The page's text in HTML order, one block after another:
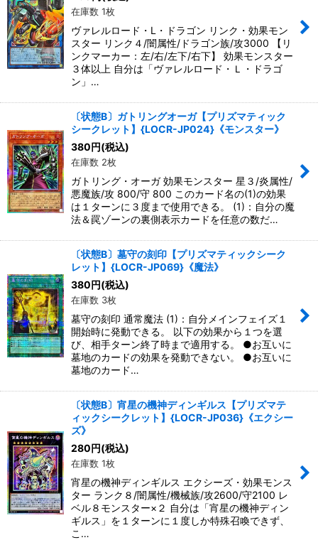
在庫数 1枚
ヴァレルロード・L・ドラゴン リンク・効果モン
スター リンク４/闇属性/ドラゴン族/攻3000 【リ
ンクマーカー：左/右/左下/右下】 効果モンスター
３体以上 自分は「ヴァレルロード・Ｌ・ドラゴ
ン」…
〔状態B〕ガトリングオーガ【プリズマティック
シークレット】{LOCR-JP024}《モンスター》
380円(税込)
在庫数 2枚
ガトリング・オーガ 効果モンスター 星３/炎属性/
悪魔族/攻 800/守 800 このカード名の(1)の効果
は１ターンに３度まで使用できる。 (1)：自分の魔
法＆罠ゾーンの裏側表示カードを任意の数だ…
〔状態B〕墓守の刻印【プリズマティックシーク
レット】{LOCR-JP069}《魔法》
380円(税込)
在庫数 3枚
墓守の刻印 通常魔法 (1)：自分メインフェイズ１
開始時に発動できる。 以下の効果から１つを選
び、相手ターン終了時まで適用する。 ●お互いに
墓地のカードの効果を発動できない。 ●お互いに
墓地のカード…
〔状態B〕宵星の機神ディンギルス【プリズマテ
ィックシークレット】{LOCR-JP036}《エクシー
ズ》
280円(税込)
在庫数 1枚
宵星の機神ディンギルス エクシーズ・効果モンス
ター ランク８/闇属性/機械族/攻2600/守2100 レ
ベル８モンスター×２ 自分は「宵星の機神ディン
ギルス」を１ターンに１度しか特殊召喚できず、
こ…